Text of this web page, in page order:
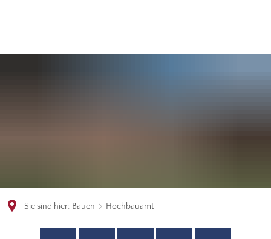
Sie sind hier: Bauen Hochbauamt